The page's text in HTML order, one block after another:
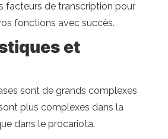
facteurs de transcription pour
fonctions avec succès.
et
sont de grands complexes
plus complexes dans la
dans le procariota.